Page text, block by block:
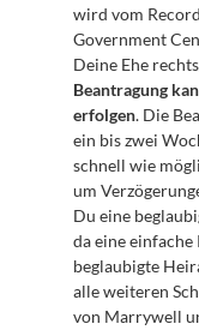
wird vom
Government
Beantragung
erfolgen. Die
ein bis zwei
schnell wie
um
Du eine
da eine
beglaubigte
alle weiteren
von Marrywell